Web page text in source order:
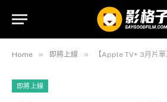
Home » 即將上線 » 【Apple TV+ 3月片單】卡司雲集《別說
即將上線